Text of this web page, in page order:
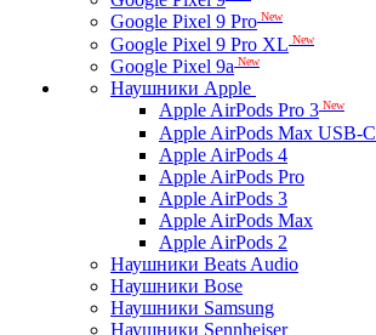
Google Pixel 9 Pro New
Google Pixel 9 Pro XL New
Google Pixel 9a New
Наушники Apple
Apple AirPods Pro 3 New
Apple AirPods Max USB-C
Apple AirPods 4
Apple AirPods Pro
Apple AirPods 3
Apple AirPods Max
Apple AirPods 2
Наушники Beats Audio
Наушники Bose
Наушники Samsung
Наушники Sennheiser